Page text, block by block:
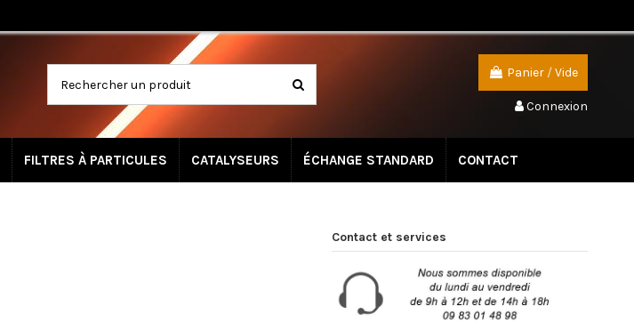
Panier /Vide
Connexion
FILTRES À PARTICULES CATALYSEURS ÉCHANGE STANDARD CONTACT
Contact et services